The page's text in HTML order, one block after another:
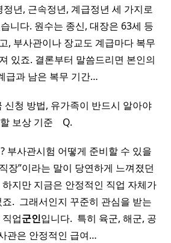
년, 근속정년, 계급정년 세 가지로
니다. 원수는 종신, 대장은 63세 등
, 부사관이나 장교도 계급마다 복무
있죠. 결론부터 말씀드리면 본인의
급과 남은 복무 기간…
신청 방법, 유가족이 반드시 알아야
할 보상 기준 ​ ​ ​ Q.
부사관시험 어떻게 준비할 수 있을
장”이라는 말이 당연하게 느껴졌던
지만 지금은 안정적인 직업 자체가
. ​ 그래서인지 꾸준히 관심을 받는
업군인입니다. ​ 특히 육군, 해군, 공
관은 안정적인 급여…